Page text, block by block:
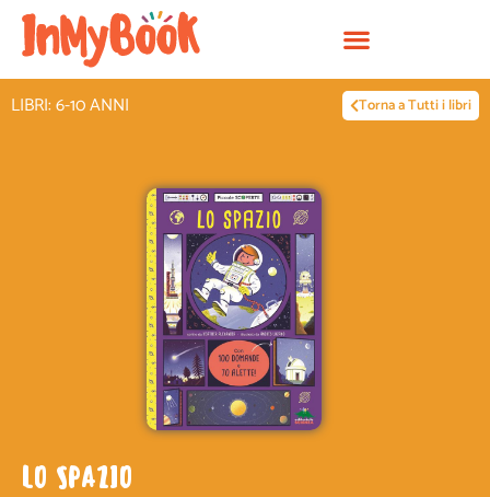
Vai
contenuto
LIBRI: 6-10 ANNI Torna a Tutti i libri
LO SPAZIO